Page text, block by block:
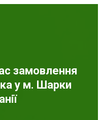
замовлення
у м. Шарки